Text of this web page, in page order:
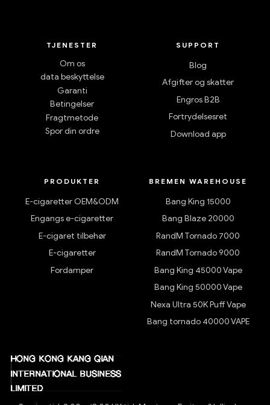
TJENESTER
Om os
data beskyttelse
Garanti
Betingelser
Fragtmetode
Spor din ordre
SUPPORT
Blog
Afgifter og skatter
Engros B2B
Fortrydelsesret
Download app
PRODUKTER
E-cigaretter OEM&ODM
Engangs e-cigaretter
E-cigaret tilbehør
E-cigaretter
Fordamper
BREMEN WAREHOUSE
Bang King 15000
Bang Blaze 20000
RandM Tornado 7000
RandM Tornado 9000
Bang King 45000 Vape
Bang King 50000 Vape
Nexa Ultra 50K Puff Vape
Bang tornado 40000 VAPE